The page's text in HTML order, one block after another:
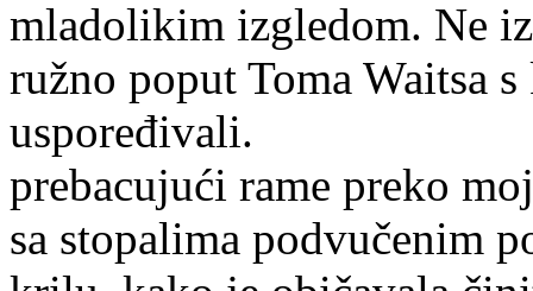
mladolikim izgledom. Ne
ružno poput Toma Waitsa
uspoređivali.
prebacujući rame preko
sa stopalima podvučenim